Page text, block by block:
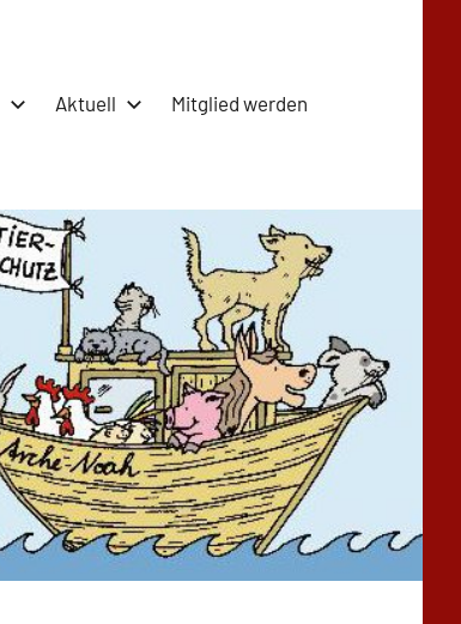
Aktuell Mitglied werden